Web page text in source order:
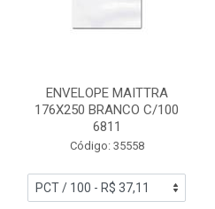
ENVELOPE MAITTRA
176X250 BRANCO C/100
6811
Código: 35558